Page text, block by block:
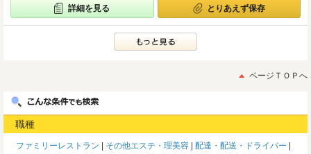
詳細を見る とりあえず保存
ページＴＯＰへ
職種
ファミリーレストラン その他エステ・理美容
配達・配送・ドライバー